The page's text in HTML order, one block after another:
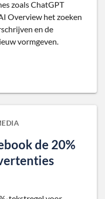
zoals ChatGPT
Overview het zoeken
en de
vormgeven.
de 20%